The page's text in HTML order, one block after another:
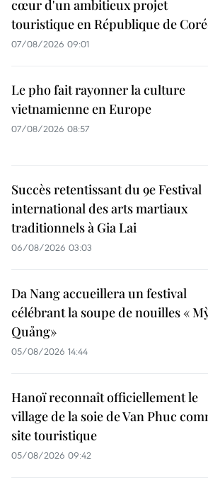
cœur d'un ambitieux projet
touristique en République de
07/08/2026 09:01
Le pho fait rayonner la culture
vietnamienne en Europe
07/08/2026 08:57
Succès retentissant du 9e Festival
international des arts martiaux
traditionnels à Gia Lai
06/08/2026 03:03
Da Nang accueillera un festival
célébrant la soupe de nouilles «
Quảng»
05/08/2026 14:44
Hanoï reconnaît officiellement le
village de la soie de Van Phuc
site touristique
05/08/2026 09:42